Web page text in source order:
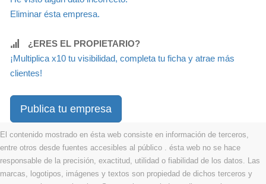
Eliminar ésta empresa.
¿ERES EL PROPIETARIO?
¡Multiplica x10 tu visibilidad, completa tu ficha y atrae más
clientes!
Publica tu empresa
El contenido mostrado en ésta web consiste en información de terceros,
entre otros desde fuentes accesibles al público . ésta web no se hace
responsable de la precisión, exactitud, utilidad o fiabilidad de los datos. Las
marcas, logotipos, imágenes y textos son propiedad de dichos terceros y